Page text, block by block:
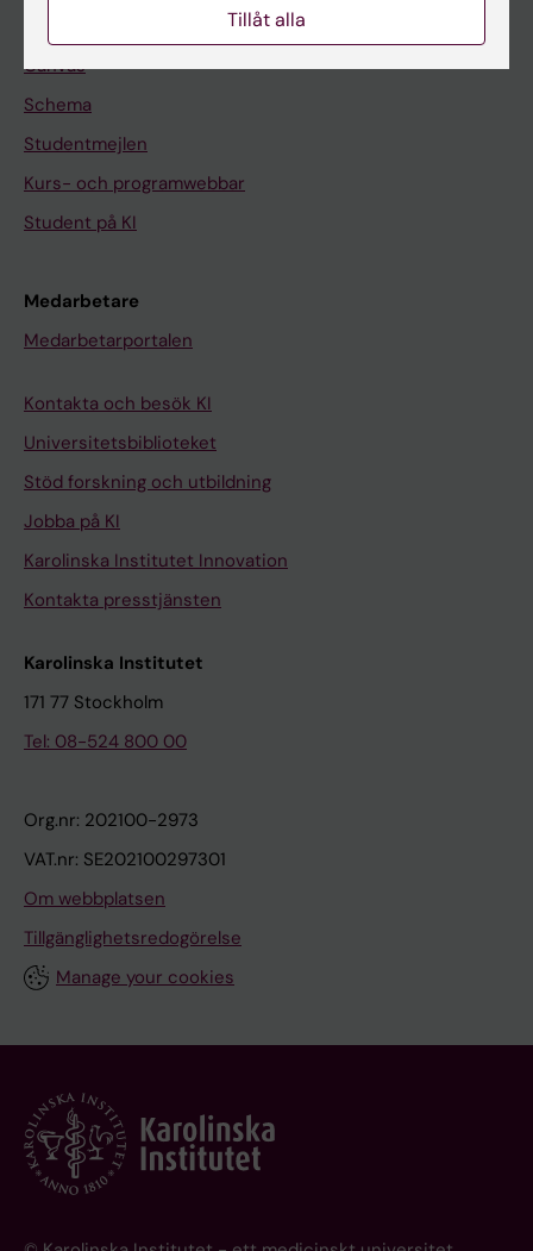
Canvas
Schema
Studentmejlen
Kurs- och programwebbar
Student på KI
Medarbetare
Medarbetarportalen
Kontakta och besök KI
Universitetsbiblioteket
Stöd forskning och utbildning
Jobba på KI
Karolinska Institutet Innovation
Kontakta presstjänsten
Karolinska Institutet
171 77 Stockholm
Tel: 08-524 800 00
Org.nr: 202100-2973
VAT.nr: SE202100297301
Om webbplatsen
Tillgänglighetsredogörelse
Manage your cookies
Tillåt alla